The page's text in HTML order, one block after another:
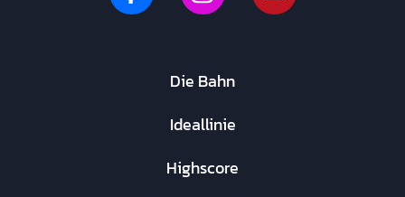
Die Bahn
Ideallinie
Highscore